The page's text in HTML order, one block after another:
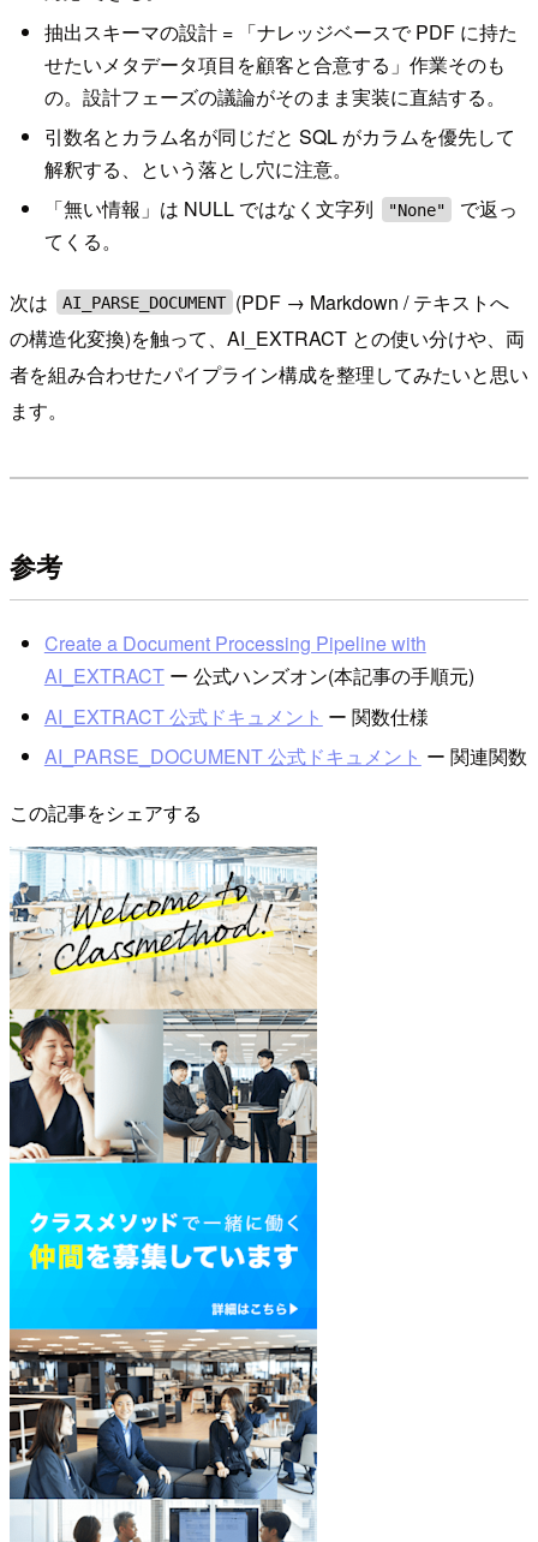
抽出スキーマの設計 = 「ナレッジベースで PDF に持た
せたいメタデータ項目を顧客と合意する」作業そのも
の。設計フェーズの議論がそのまま実装に直結する。
引数名とカラム名が同じだと SQL がカラムを優先して
解釈する、という落とし穴に注意。
「無い情報」は NULL ではなく文字列
"None"
で返っ
てくる。
次は AI_PARSE_DOCUMENT (PDF → Markdown / テキストへ
の構造化変換)を触って、AI_EXTRACT との使い分けや、両
者を組み合わせたパイプライン構成を整理してみたいと思い
ます。
参考
Create a Document Processing Pipeline with
AI_EXTRACTー 公式ハンズオン(本記事の手順元)
AI_EXTRACT 公式ドキュメント ー 関数仕様
AI_PARSE_DOCUMENT 公式ドキュメント ー 関連関数
この記事をシェアする